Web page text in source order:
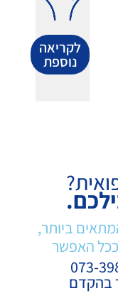
לקריאה
נוספת
ביותר,
ככל האפשר
בהקדם